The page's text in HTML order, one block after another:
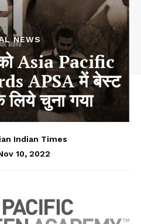
NEWS
Asia Pacific
APSA में बेस्ट
चुना गया
Indian Times
10, 2022